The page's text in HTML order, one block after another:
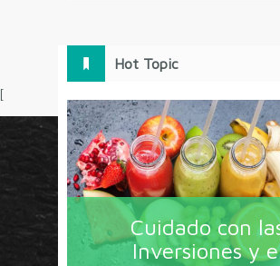
Hot Topic
Cuidado con
Inversiones y
[
Circulo Marketing concentra lo último en
herramientas y tendencias con un
y América Latina. La revista contiene lo
en tecnología, nuevas herramientas,